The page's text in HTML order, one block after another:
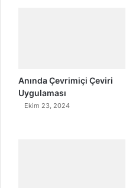
Anında Çevrimiçi Çeviri
Uygulaması
Ekim 23, 2024